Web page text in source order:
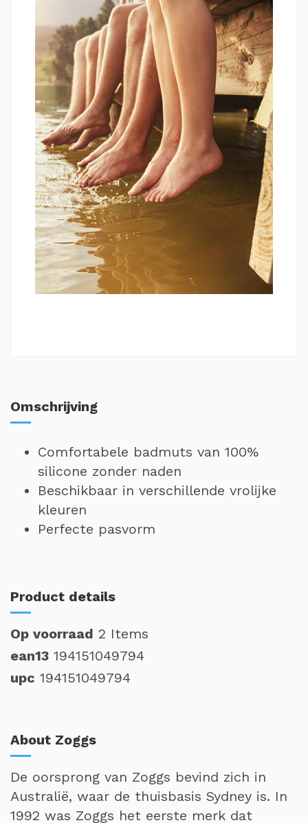
Omschrijving
Comfortabele badmuts van 100%
silicone zonder naden
Beschikbaar in verschillende vrolijke
kleuren
Perfecte pasvorm
Product details
Op voorraad 2 Items
ean13 194151049794
upc 194151049794
About Zoggs
De oorsprong van Zoggs bevind zich in
Australië, waar de thuisbasis Sydney is. In
1992 was Zoggs het eerste merk dat